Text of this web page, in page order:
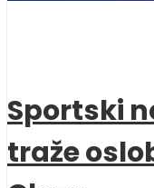
Sportski
traže